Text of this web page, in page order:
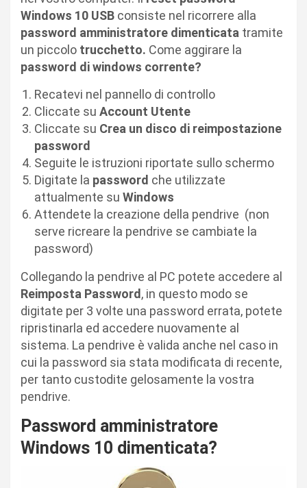
Windows 10 USB consiste nel ricorrere alla
password amministratore dimenticata tramite
un piccolo trucchetto. Come aggirare la
password di windows corrente?
Recatevi nel pannello di controllo
Cliccate su Account Utente
Cliccate su Crea un disco di reimpostazione
password
Seguite le istruzioni riportate sullo schermo
Digitate la password che utilizzate
attualmente su Windows
Attendete la creazione della pendrive (non
serve ricreare la pendrive se cambiate la
password)
Collegando la pendrive al PC potete accedere al
Reimposta Password , in questo modo se
digitate per 3 volte una password errata, potete
ripristinarla ed accedere nuovamente al
sistema. La pendrive è valida anche nel caso in
cui la password sia stata modificata di recente,
per tanto custodite gelosamente la vostra
pendrive.
Password amministratore
Windows 10 dimenticata?